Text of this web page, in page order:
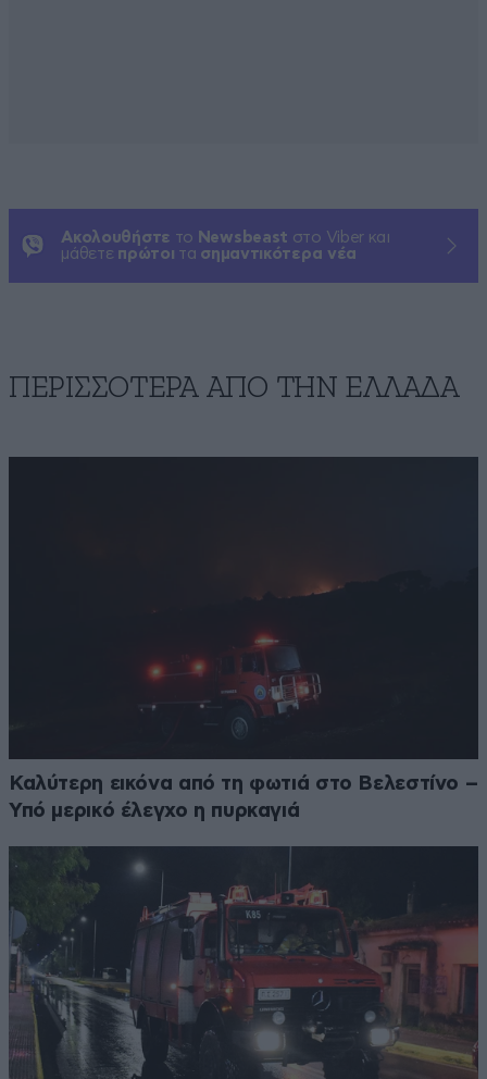
Ακολουθήστε το Newsbeast στο Viber και
μάθετε πρώτοι τα σημαντικότερα νέα
ΠΕΡΙΣΣΟΤΕΡΑ ΑΠΟ ΤΗΝ ΕΛΛΑΔΑ
Καλύτερη εικόνα από τη φωτιά στο Βελεστίνο –
Υπό μερικό έλεγχο η πυρκαγιά